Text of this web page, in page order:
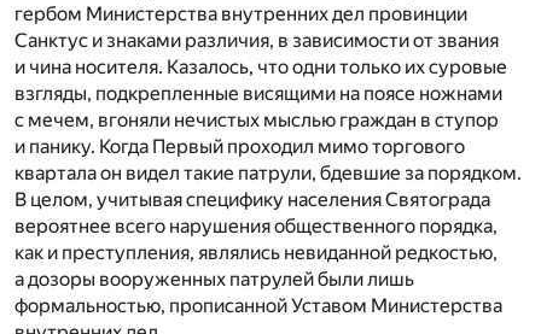
гербом Министерства внутренних дел провинции
Санктус и знаками различия, в зависимости от звания
и чина носителя. Казалось, что одни только их суровые
взгляды, подкрепленные висящими на поясе ножнами
с мечем, вгоняли нечистых мыслью граждан в ступор
и панику. Когда Первый проходил мимо торгового
квартала он видел такие патрули, бдевшие за порядком.
В целом, учитывая специфику населения Святограда
вероятнее всего нарушения общественного порядка,
как и преступления, являлись невиданной редкостью,
а дозоры вооруженных патрулей были лишь
формальностью, прописанной Уставом Министерства